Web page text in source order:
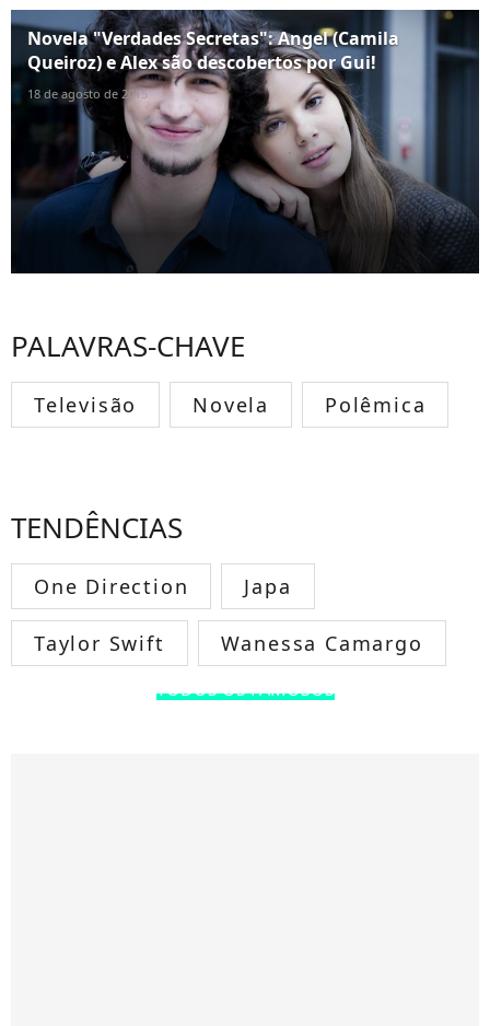
Novela "Verdades Secretas": Angel (Camila
Queiroz) e Alex são descobertos por Gui!
18 de agosto de 2015
PALAVRAS-CHAVE
Televisão Novela Polêmica
TENDÊNCIAS
One Direction Japa
Taylor Swift Wanessa Camargo
TODOS OS FAMOSOS